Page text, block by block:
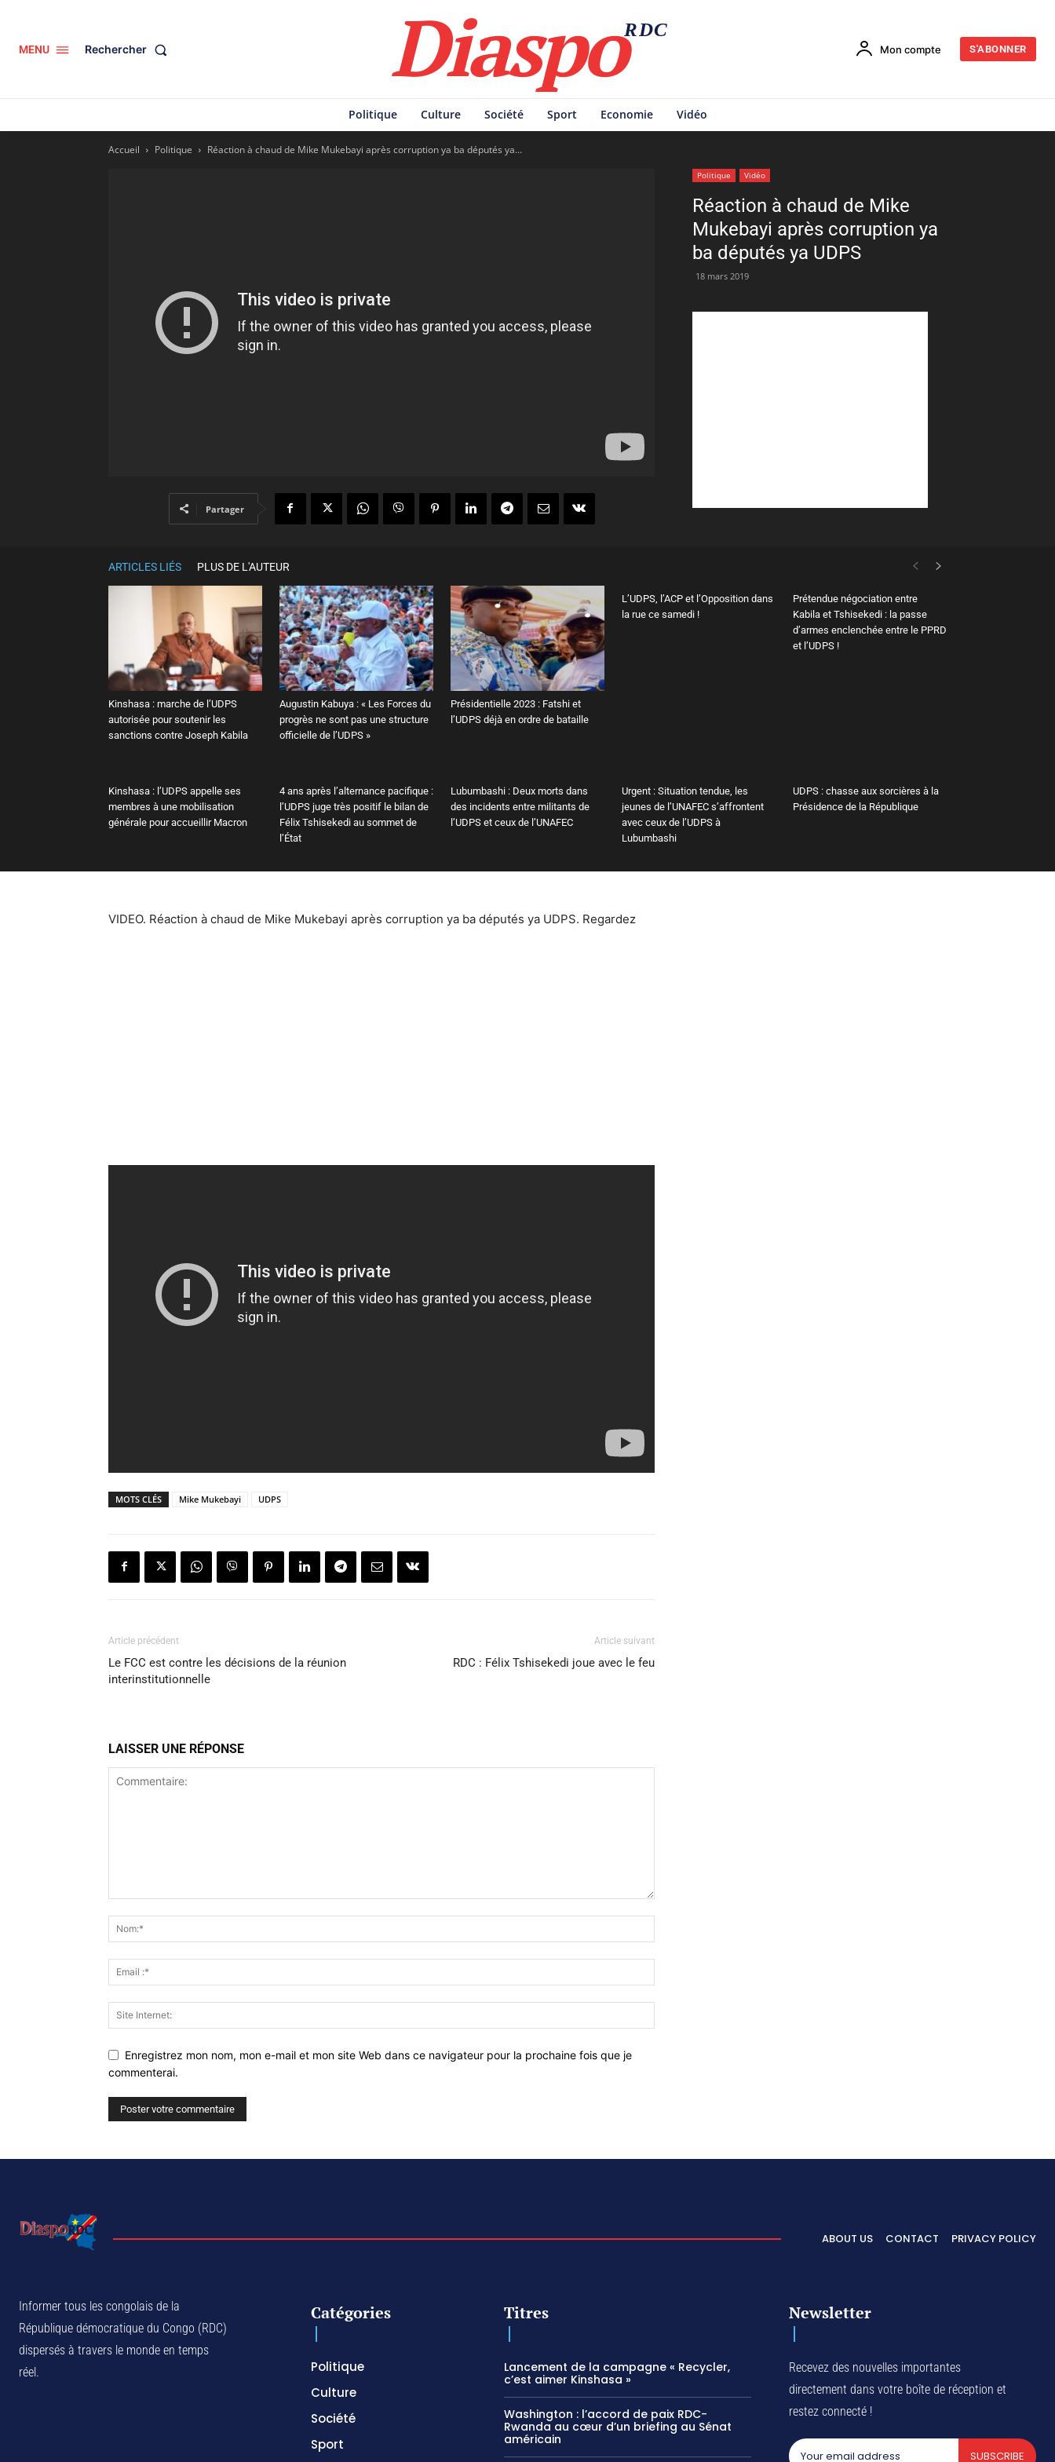
MENU Rechercher DiaspoRDC
Mon compte S'ABONNER
Politique Culture Société Sport Economie Vidéo
Accueil Politique Réaction à chaud de Mike Mukebayi après corruption ya ba députés ya...
Politique Vidéo
Réaction à chaud de Mike
Mukebayi après corruption ya
ba députés ya UDPS
18 mars 2019
Partager
ARTICLES LIÉS PLUS DE L'AUTEUR
Kinshasa : marche de l’UDPS
autorisée pour soutenir les
sanctions contre Joseph Kabila
Augustin Kabuya : « Les Forces du
progrès ne sont pas une structure
officielle de l’UDPS »
Présidentielle 2023 : Fatshi et
l’UDPS déjà en ordre de bataille
L’UDPS, l’ACP et l’Opposition dans
la rue ce samedi !
Prétendue négociation entre
Kabila et Tshisekedi : la passe
d’armes enclenchée entre le PPRD
et l’UDPS !
Kinshasa : l’UDPS appelle ses
membres à une mobilisation
générale pour accueillir Macron
4 ans après l’alternance pacifique :
l’UDPS juge très positif le bilan de
Félix Tshisekedi au sommet de
l’État
Lubumbashi : Deux morts dans
des incidents entre militants de
l’UDPS et ceux de l’UNAFEC
Urgent : Situation tendue, les
jeunes de l’UNAFEC s’affrontent
avec ceux de l’UDPS à
Lubumbashi
UDPS : chasse aux sorcières à la
Présidence de la République
VIDEO. Réaction à chaud de Mike Mukebayi après corruption ya ba députés ya UDPS. Regardez
MOTS CLÉS Mike Mukebayi UDPS
Article précédent
Le FCC est contre les décisions de la réunion
interinstitutionnelle
Article suivant
RDC : Félix Tshisekedi joue avec le feu
LAISSER UNE RÉPONSE
Enregistrez mon nom, mon e-mail et mon site Web dans ce navigateur pour la prochaine fois que je
commenterai.
ABOUT US CONTACT PRIVACY POLICY
Informer tous les congolais de la
République démocratique du Congo (RDC)
dispersés à travers le monde en temps
réel.
Catégories
Politique
Culture
Société
Sport
Titres
Lancement de la campagne « Recycler,
c’est aimer Kinshasa »
Washington : l’accord de paix RDC-
Rwanda au cœur d’un briefing au Sénat
américain
Newsletter
Recevez des nouvelles importantes
directement dans votre boîte de réception et
restez connecté !
SUBSCRIBE